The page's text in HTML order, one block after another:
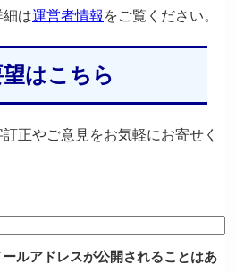
細は運営者情報 をご覧ください。
はこちら
正やご意見をお気軽にお寄せく
ールアドレスが公開されることはあ